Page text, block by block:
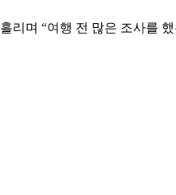
리며 “여행 전 많은 조사를